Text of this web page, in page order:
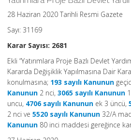
28 Haziran 2020 Tarihli Resmi Gazete
Sayı: 31169
Karar Sayısı: 2681
Ekli “Yatırımlara Proje Bazlı Devlet
Kararda Değişiklik Yapılmasına Dair
konulmasına; 193 sayılı Kanunun
Kanunun 2 nci, 3065 sayılı Kanunun
uncu, 4706 sayılı Kanunun ek 3 üncü,
2 nci ve 5520 sayılı Kanunun 32/A
Kanunun 80 inci maddesi gereğince